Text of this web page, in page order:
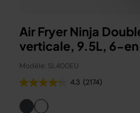
Air Fryer Ninja
verticale, 9.5L, 6-
Modèle: SL400EU
4.3 (2174)